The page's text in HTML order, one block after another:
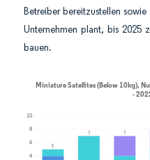
Betreiber bereitzustellen
Unternehmen plant, bis 2025
bauen.